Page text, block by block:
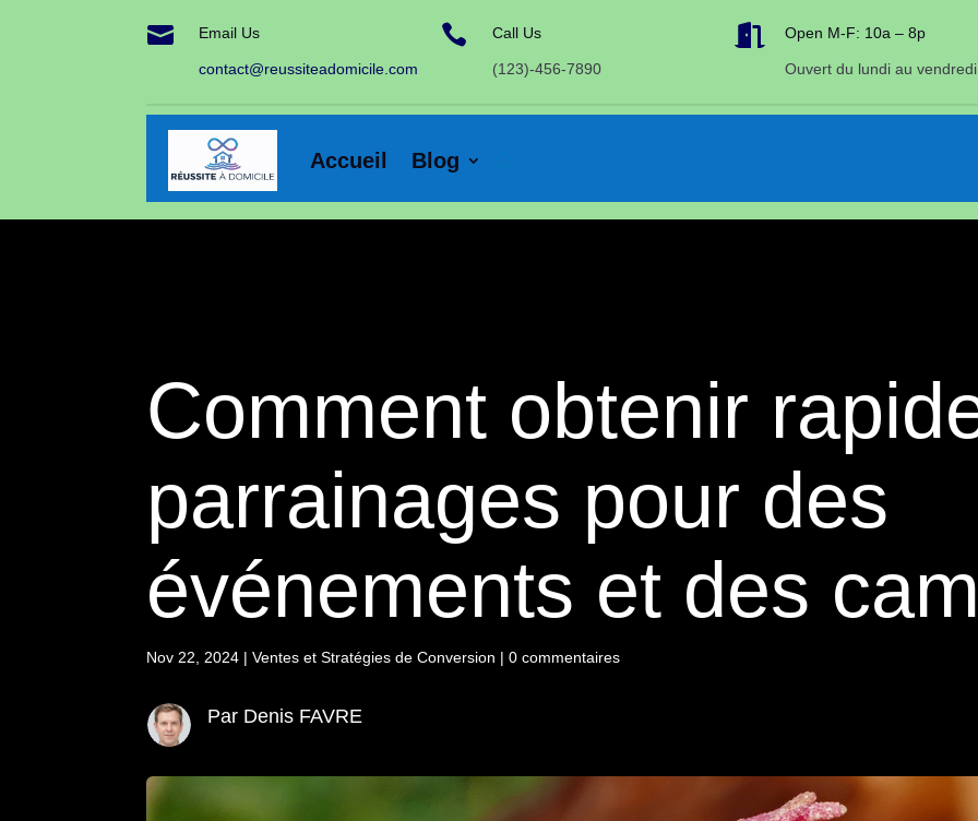
 Email Us
contact@reussiteadomicile.com
 Call Us
(123)-456-7890
 Open M-F: 10a – 8p
Ouvert du lundi au vendredi
Accueil Blog
Comment obtenir
parrainages pour des
événements et des
Nov 22, 2024 |Ventes et Stratégies de Conversion |0 commentaires
Par Denis FAVRE